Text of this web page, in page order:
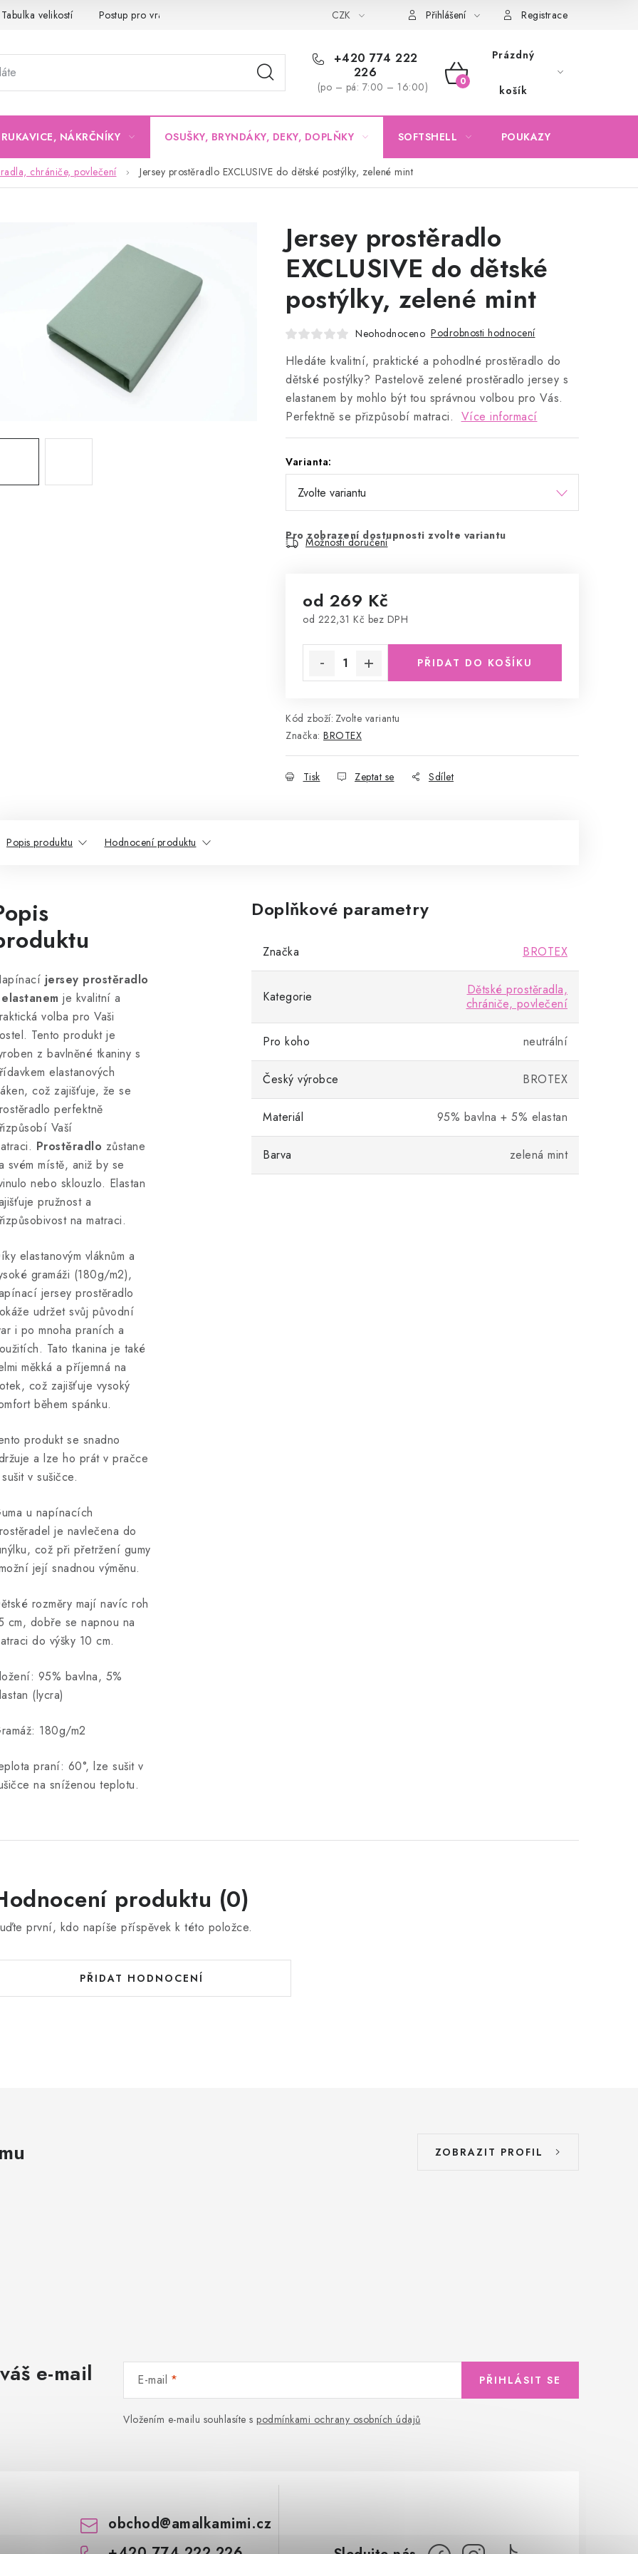
Tabulka velikostí Postup pro vrácení a výměnu Obchodní podmínky Podmínky ochrany osobních údajů
CZK Přihlášení Registrace
+420 774 222
226
(po – pá: 7:00 – 16:00)
NÁKUPNÍ
Prázdný
košík
NÁKRČNÍKY OSUŠKY, BRYNDÁKY, DEKY, DOPLŇKY SOFTSHELL POUKAZY
chrániče, povlečení Jersey prostěradlo EXCLUSIVE do dětské postýlky, zelené mint
Jersey prostěradlo
EXCLUSIVE do dětské
postýlky, zelené mint
Neohodnoceno Podrobnosti hodnocení
Hledáte kvalitní, praktické a pohodlné prostěradlo do
dětské postýlky? Pastelově zelené prostěradlo jersey s
elastanem by mohlo být tou správnou volbou pro Vás.
Perfektně se přizpůsobí matraci. Více informací
Varianta:
Pro zobrazení dostupnosti zvolte variantu
Možnosti doručení
od 269 Kč
od 222,31 Kč bez DPH
PŘIDAT DO KOŠÍKU
Kód zboží: Zvolte variantu
Značka: BROTEX
Tisk Zeptat se Sdílet
Popis produktu Hodnocení produktu
jersey prostěradlo
je kvalitní a
volba pro Vaši
Tento produkt je
z bavlněné tkaniny s
elastanových
což zajišťuje, že se
perfektně
Vaší
Prostěradlo zůstane
svém místě, aniž by se
nebo sklouzlo. Elastan
pružnost a
na matraci.
elastanovým vláknům a
gramáži (180g/m2),
jersey prostěradlo
udržet svůj původní
i po mnoha praních a
Tato tkanina je také
měkká a příjemná na
což zajišťuje vysoký
během spánku.
produkt se snadno
a lze ho prát v pračce
v sušičce.
u napínacích
je navlečena do
což při přetržení gumy
její snadnou výměnu.
rozměry mají navíc roh
cm, dobře se napnou na
do výšky 10 cm.
95% bavlna, 5%
(lycra)
180g/m2
praní: 60°, lze sušit v
na sníženou teplotu.
Doplňkové parametry
Značka BROTEX
Kategorie
Dětské prostěradla,
chrániče, povlečení
Pro koho neutrální
Český výrobce BROTEX
Materiál 95% bavlna + 5% elastan
Barva zelená mint
produktu (0)
první, kdo napíše příspěvek k této položce.
PŘIDAT HODNOCENÍ
ZOBRAZIT PROFIL
e-mail E-mail
Vložením e-mailu souhlasíte s podmínkami ochrany osobních údajů
PŘIHLÁSIT SE
obchod@amalkamimi.cz